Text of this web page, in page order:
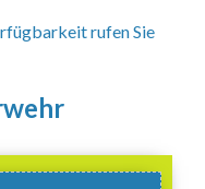
rufen Sie